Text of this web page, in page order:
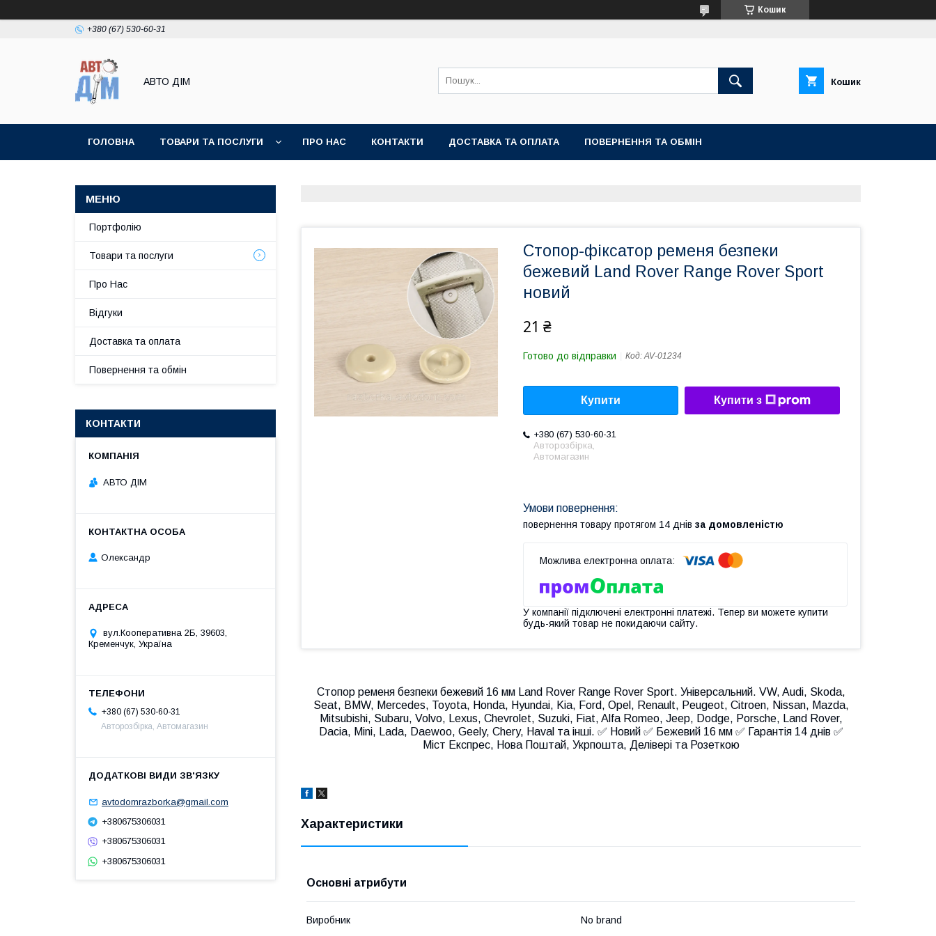
Кошик
+380 (67) 530-60-31
АВТО ДIМ Кошик
ГОЛОВНА ТОВАРИ ТА ПОСЛУГИ ПРО НАС КОНТАКТИ ДОСТАВКА ТА ОПЛАТА ПОВЕРНЕННЯ ТА ОБМІН
Стопор-фіксатор ременя безпеки
бежевий Land Rover Range Rover Sport
новий
21 ₴
Готово до відправки Код:AV-01234
Купити Купити з
+380 (67) 530-60-31
Авторозбірка,
Автомагазин
повернення товару протягом 14 днів за домовленістю
У компанії підключені електронні платежі. Тепер ви можете купити
будь-який товар не покидаючи сайту.
Стопор ременя безпеки бежевий 16 мм Land Rover Range Rover Sport. Універсальний. VW, Audi, Skoda,
Seat, BMW, Mercedes, Toyota, Honda, Hyundai, Kia, Ford, Opel, Renault, Peugeot, Citroen, Nissan, Mazda,
Mitsubishi, Subaru, Volvo, Lexus, Chevrolet, Suzuki, Fiat, Alfa Romeo, Jeep, Dodge, Porsche, Land Rover,
Dacia, Mini, Lada, Daewoo, Geely, Chery, Haval та інші. ✅ Новий ✅ Бежевий 16 мм ✅ Гарантія 14 днів ✅
Міст Експрес, Нова Поштай, Укрпошта, Делівері та Розеткою
Характеристики
Основні атрибути
Виробник No brand
Портфолію
Товари та послуги
Про Нас
Відгуки
Доставка та оплата
Повернення та обмін
КОНТАКТИ
АВТО ДІМ
Олександр
вул.Кооперативна 2Б, 39603,
Кременчук, Україна
+380 (67) 530-60-31
Авторозбірка, Автомагазин
avtodomrazborka@gmail.com
+380675306031
+380675306031
+380675306031